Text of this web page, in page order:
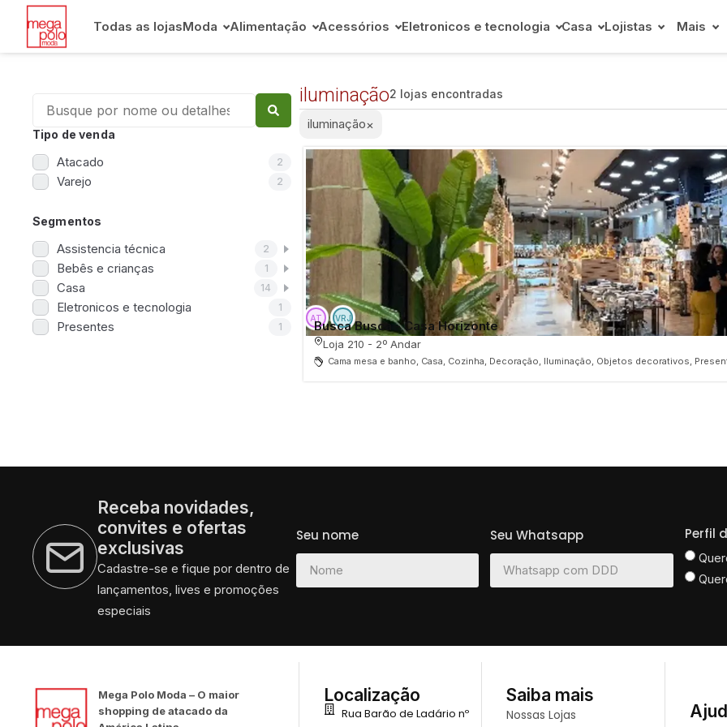
Todas as lojasModa Alimentação Acessórios Eletronicos e tecnologia Casa Lojistas Mais
Tipo de venda
Atacado 2
Varejo 2
Segmentos
Assistencia técnica 2
Bebês e crianças 1
Casa 14
Eletronicos e tecnologia 1
Presentes 1
iluminação2 lojas encontradas
iluminação×
Busca Busca - Casa Horizonte
Loja 210 - 2º Andar
Cama mesa e banho, Casa, Cozinha, Decoração, Iluminação, Objetos decorativos,
Receba novidades,
convites e ofertas
exclusivas
Cadastre-se e fique por dentro de
lançamentos, lives e promoções
especiais
Seu nome Seu Whatsapp Perfil
Mega Polo Moda – O maior
shopping de atacado da
Localização
Rua Barão de Ladário nº
Saiba mais
Nossas Lojas